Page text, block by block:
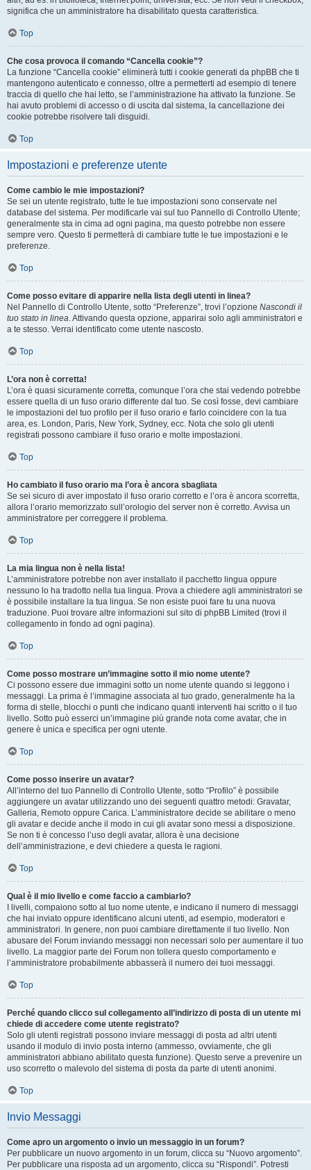
significa che un amministratore ha disabilitato questa caratteristica.
Top
Che cosa provoca il comando “Cancella cookie”?
La funzione “Cancella cookie” eliminerà tutti i cookie generati da phpBB che ti
mantengono autenticato e connesso, oltre a permetterti ad esempio di tenere
traccia di quello che hai letto, se l’amministrazione ha attivato la funzione. Se
hai avuto problemi di accesso o di uscita dal sistema, la cancellazione dei
cookie potrebbe risolvere tali disguidi.
Top
Impostazioni e preferenze utente
Come cambio le mie impostazioni?
Se sei un utente registrato, tutte le tue impostazioni sono conservate nel
database del sistema. Per modificarle vai sul tuo Pannello di Controllo Utente;
generalmente sta in cima ad ogni pagina, ma questo potrebbe non essere
sempre vero. Questo ti permetterà di cambiare tutte le tue impostazioni e le
preferenze.
Top
Come posso evitare di apparire nella lista degli utenti in linea?
Nel Pannello di Controllo Utente, sotto “Preferenze”, trovi l’opzione Nascondi il
tuo stato in linea. Attivando questa opzione, apparirai solo agli amministratori e
a te stesso. Verrai identificato come utente nascosto.
Top
L’ora non è corretta!
L’ora è quasi sicuramente corretta, comunque l’ora che stai vedendo potrebbe
essere quella di un fuso orario differente dal tuo. Se così fosse, devi cambiare
le impostazioni del tuo profilo per il fuso orario e farlo coincidere con la tua
area, es. London, Paris, New York, Sydney, ecc. Nota che solo gli utenti
registrati possono cambiare il fuso orario e molte impostazioni.
Top
Ho cambiato il fuso orario ma l’ora è ancora sbagliata
Se sei sicuro di aver impostato il fuso orario corretto e l’ora è ancora scorretta,
allora l’orario memorizzato sull’orologio del server non è corretto. Avvisa un
amministratore per correggere il problema.
Top
La mia lingua non è nella lista!
L’amministratore potrebbe non aver installato il pacchetto lingua oppure
nessuno lo ha tradotto nella tua lingua. Prova a chiedere agli amministratori se
è possibile installare la tua lingua. Se non esiste puoi fare tu una nuova
traduzione. Puoi trovare altre informazioni sul sito di phpBB Limited (trovi il
collegamento in fondo ad ogni pagina).
Top
Come posso mostrare un’immagine sotto il mio nome utente?
Ci possono essere due immagini sotto un nome utente quando si leggono i
messaggi. La prima è l’immagine associata al tuo grado, generalmente ha la
forma di stelle, blocchi o punti che indicano quanti interventi hai scritto o il tuo
livello. Sotto può esserci un’immagine più grande nota come avatar, che in
genere è unica e specifica per ogni utente.
Top
Come posso inserire un avatar?
All’interno del tuo Pannello di Controllo Utente, sotto “Profilo” è possibile
aggiungere un avatar utilizzando uno dei seguenti quattro metodi: Gravatar,
Galleria, Remoto oppure Carica. L’amministratore decide se abilitare o meno
gli avatar e decide anche il modo in cui gli avatar sono messi a disposizione.
Se non ti è concesso l’uso degli avatar, allora è una decisione
dell’amministrazione, e devi chiedere a questa le ragioni.
Top
Qual è il mio livello e come faccio a cambiarlo?
I livelli, compaiono sotto al tuo nome utente, e indicano il numero di messaggi
che hai inviato oppure identificano alcuni utenti, ad esempio, moderatori e
amministratori. In genere, non puoi cambiare direttamente il tuo livello. Non
abusare del Forum inviando messaggi non necessari solo per aumentare il tuo
livello. La maggior parte dei Forum non tollera questo comportamento e
l’amministratore probabilmente abbasserà il numero dei tuoi messaggi.
Top
Perché quando clicco sul collegamento all’indirizzo di posta di un utente mi
chiede di accedere come utente registrato?
Solo gli utenti registrati possono inviare messaggi di posta ad altri utenti
usando il modulo di invio posta interno (ammesso, ovviamente, che gli
amministratori abbiano abilitato questa funzione). Questo serve a prevenire un
uso scorretto o malevolo del sistema di posta da parte di utenti anonimi.
Top
Invio Messaggi
Come apro un argomento o invio un messaggio in un forum?
Per pubblicare un nuovo argomento in un forum, clicca su “Nuovo argomento”.
Per pubblicare una risposta ad un argomento, clicca su “Rispondi”. Potresti